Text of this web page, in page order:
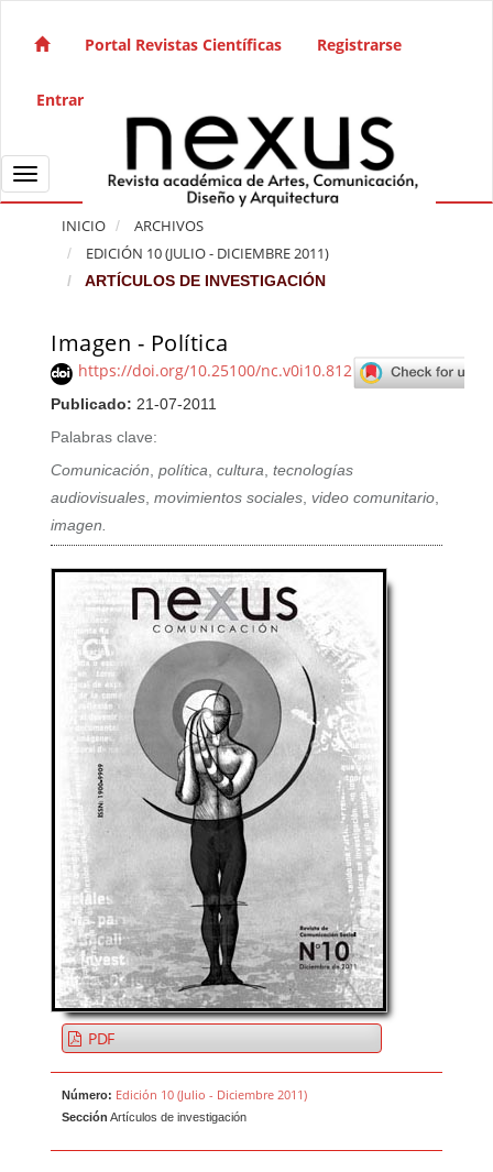
Navegación principal
Barra lateral
Portal Revistas Científicas Registrarse
Entrar
Toggle navigation
INICIO
ARCHIVOS
EDICIÓN 10 (JULIO - DICIEMBRE 2011)
ARTÍCULOS DE INVESTIGACIÓN
Imagen - Política
https://doi.org/10.25100/nc.v0i10.812
Publicado: 21-07-2011
Palabras clave:
Comunicación,política,cultura,tecnologías
audiovisuales,movimientos sociales, video comunitario,
imagen.
Barra lateral del artículo
PDF
Número: Edición 10 (Julio - Diciembre 2011)
Sección Artículos de investigación